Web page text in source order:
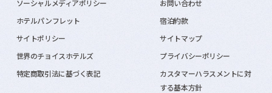
ソーシャルメディアポリシー
お問い合わせ
ホテルパンフレット
宿泊約款
サイトポリシー
サイトマップ
世界のチョイスホテルズ
プライバシーポリシー
特定商取引法に基づく表記
カスタマーハラスメントに対
する基本方針